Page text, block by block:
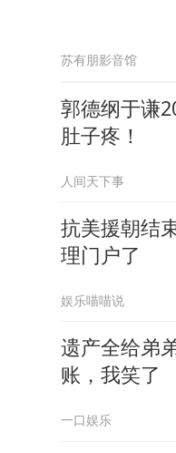
苏有朋影音馆
郭德纲于谦
肚子疼！
人间天下事
抗美援朝结
理门户了
娱乐喵喵说
遗产全给弟
账，我笑了
一口娱乐